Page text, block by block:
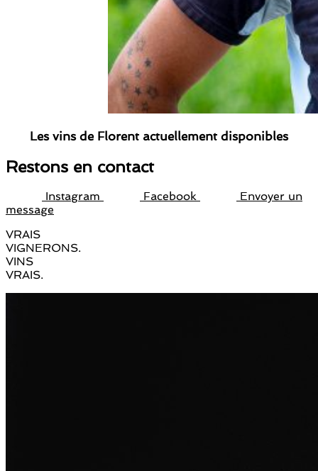
Les vins de Florent actuellement disponibles
Restons en contact
Instagram Facebook
Envoyer un
message
VRAIS
VIGNERONS.
VINS
VRAIS.